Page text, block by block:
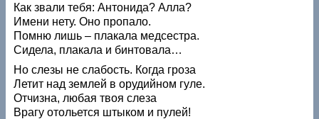
Как звали тебя: Антонида? Алла?
Имени нету. Оно пропало.
Помню лишь – плакала медсестра.
Сидела, плакала и бинтовала…
Но слезы не слабость. Когда гроза
Летит над землей в орудийном гуле.
Отчизна, любая твоя слеза
Врагу отольется штыком и пулей!